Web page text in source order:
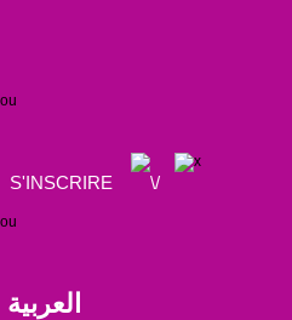
ou
S'INSCRIRE
ou
العربية